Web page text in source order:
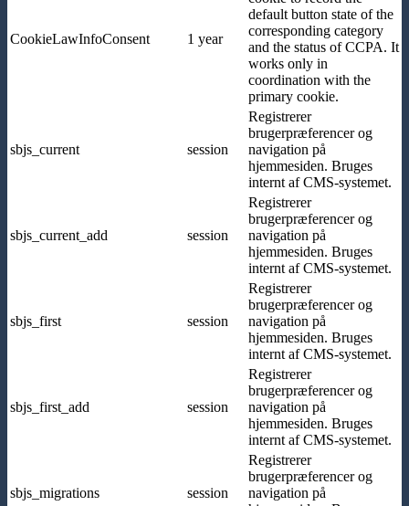
CookieLawInfoConsent 1 year
default button state of the
corresponding category
and the status of CCPA. It
works only in
coordination with the
primary cookie.
sbjs_current session
Registrerer
brugerpræferencer og
navigation på
hjemmesiden. Bruges
internt af CMS-systemet.
sbjs_current_add session
Registrerer
brugerpræferencer og
navigation på
hjemmesiden. Bruges
internt af CMS-systemet.
sbjs_first session
Registrerer
brugerpræferencer og
navigation på
hjemmesiden. Bruges
internt af CMS-systemet.
sbjs_first_add session
Registrerer
brugerpræferencer og
navigation på
hjemmesiden. Bruges
internt af CMS-systemet.
sbjs_migrations session
Registrerer
brugerpræferencer og
navigation på